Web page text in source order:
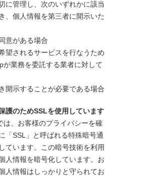
に管理し、次のいずれかに該当
、個人情報を第三者に開示いた
意がある場合
望されるサービスを行なうため
が業務を委託する業者に対して
開示することが必要である場合
護のためSSLを使用しています
は、お客様のプライバシーを確
「SSL」と呼ばれる特殊暗号通
ています。この暗号技術を利用
人情報を暗号化しています。お
人情報はしっかりと守られてお